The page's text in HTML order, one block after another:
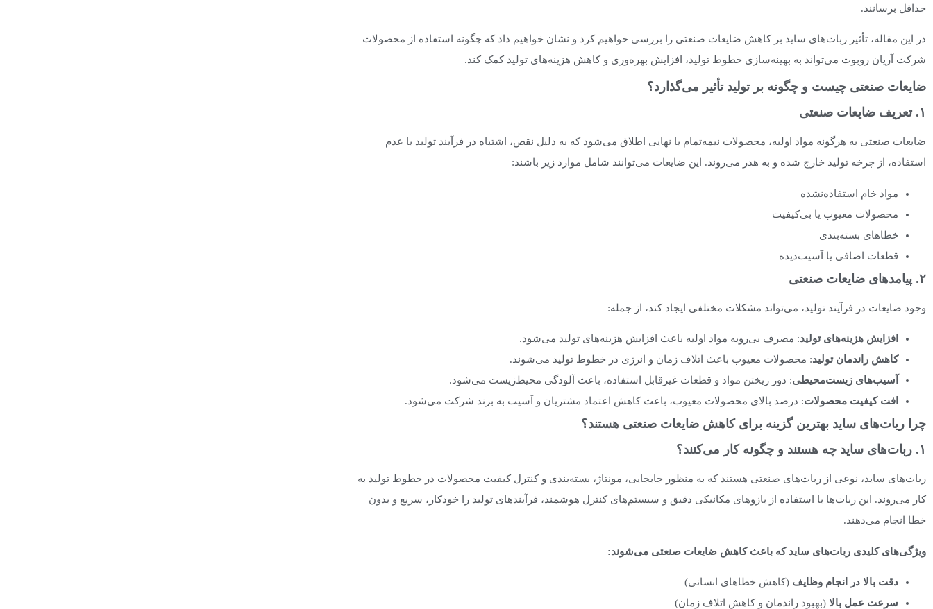
حداقل برسانند.
در این مقاله، تأثیر ربات‌های ساید بر کاهش ضایعات صنعتی را بررسی خواهیم کرد و نشان خواهیم داد که چگونه استفاده از محصولات
شرکت آریان روبوت می‌تواند به بهینه‌سازی خطوط تولید، افزایش بهره‌وری و کاهش هزینه‌های تولید کمک کند.
ضایعات صنعتی چیست و چگونه بر تولید تأثیر می‌گذارد؟
۱. تعریف ضایعات صنعتی
ضایعات صنعتی به هرگونه مواد اولیه، محصولات نیمه‌تمام یا نهایی اطلاق می‌شود که به دلیل نقص، اشتباه در فرآیند تولید یا عدم
استفاده، از چرخه تولید خارج شده و به هدر می‌روند. این ضایعات می‌توانند شامل موارد زیر باشند:
مواد خام استفاده‌نشده
محصولات معیوب یا بی‌کیفیت
خطاهای بسته‌بندی
قطعات اضافی یا آسیب‌دیده
۲. پیامدهای ضایعات صنعتی
وجود ضایعات در فرآیند تولید، می‌تواند مشکلات مختلفی ایجاد کند، از جمله:
افزایش هزینه‌های تولید: مصرف بی‌رویه مواد اولیه باعث افزایش هزینه‌های تولید می‌شود.
کاهش راندمان تولید: محصولات معیوب باعث اتلاف زمان و انرژی در خطوط تولید می‌شوند.
آسیب‌های زیست‌محیطی: دور ریختن مواد و قطعات غیرقابل استفاده، باعث آلودگی محیط‌زیست می‌شود.
افت کیفیت محصولات: درصد بالای محصولات معیوب، باعث کاهش اعتماد مشتریان و آسیب به برند شرکت می‌شود.
چرا ربات‌های ساید بهترین گزینه برای کاهش ضایعات صنعتی هستند؟
۱. ربات‌های ساید چه هستند و چگونه کار می‌کنند؟
ربات‌های ساید، نوعی از ربات‌های صنعتی هستند که به منظور جابجایی، مونتاژ، بسته‌بندی و کنترل کیفیت محصولات در خطوط تولید به
کار می‌روند. این ربات‌ها با استفاده از بازوهای مکانیکی دقیق و سیستم‌های کنترل هوشمند، فرآیندهای تولید را خودکار، سریع و بدون
خطا انجام می‌دهند.
ویژگی‌های کلیدی ربات‌های ساید که باعث کاهش ضایعات صنعتی می‌شوند:
دقت بالا در انجام وظایف (کاهش خطاهای انسانی)
سرعت عمل بالا (بهبود راندمان و کاهش اتلاف زمان)